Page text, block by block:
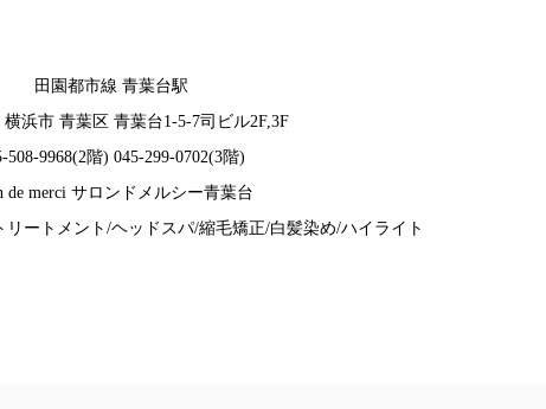
田園都市線 青葉台駅
浜市 青葉区 青葉台1-5-7司ビル2F,3F
508-9968(2階) 045-299-0702(3階)
de merci サロンドメルシー青葉台
ートメント/ヘッドスパ/縮毛矯正/白髪染め/ハイライト